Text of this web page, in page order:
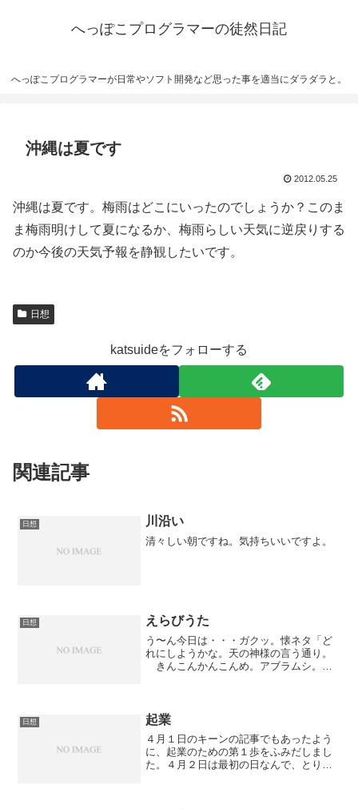
へっぽこプログラマーの徒然日記
へっぽこプログラマーが日常やソフト開発など思った事を適当にダラダラと。
沖縄は夏です
2012.05.25
沖縄は夏です。梅雨はどこにいったのでしょうか？このま
ま梅雨明けして夏になるか、梅雨らしい天気に逆戻りする
のか今後の天気予報を静観したいです。
日想
katsuideをフォローする
関連記事
日想 川沿い
清々しい朝ですね。気持ちいいですよ。
日想 えらびうた
う〜ん今日は・・・ガクッ。懐ネタ「ど
れにしようかな。天の神様の言う通り。
きんこんかんこんめ。アブラムシ。」
日想 起業
４月１日のキーンの記事でもあったよう
に、起業のための第１歩をふみだしまし
た。４月２日は最初の日なんで、とりあ